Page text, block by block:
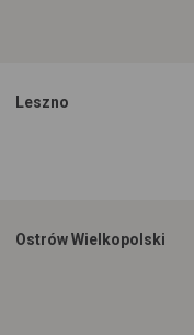
Leszno
Ostrów Wielkopolski